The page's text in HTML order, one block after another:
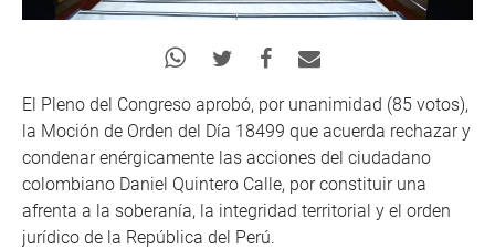
El Pleno del Congreso aprobó, por unanimidad (85 votos),
la Moción de Orden del Día 18499 que acuerda rechazar y
condenar enérgicamente las acciones del ciudadano
colombiano Daniel Quintero Calle, por constituir una
afrenta a la soberanía, la integridad territorial y el orden
jurídico de la República del Perú.